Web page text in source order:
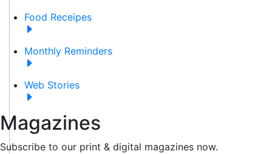
Food Receipes
Monthly Reminders
Web Stories
Magazines
Subscribe to our print & digital magazines now.